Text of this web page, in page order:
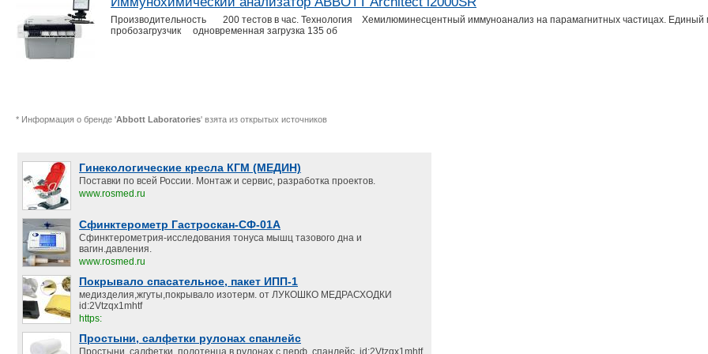
Производительность 200 тестов в час. Технология Хемилюминесцентный иммуноанализ на парамагнитных частицах. Единый
пробозагрузчик oдновременная загрузка 135 об
* Информация о бренде 'Abbott Laboratories' взята из открытых источников
Гинекологические кресла КГМ (МЕДИН)
Поставки по всей России. Монтаж и сервис, разработка проектов.
www.rosmed.ru
Сфинктерометр Гастроскан-СФ-01А
Сфинктерометрия-исследования тонуса мышц тазового дна и
вагин.давления.
www.rosmed.ru
Покрывало спасательное, пакет ИПП-1
медизделия,жгуты,покрывало изотерм. от ЛУКОШКО МЕДРАСХОДКИ
id:2Vtzqx1mhtf
https:
Простыни, салфетки рулонах спанлейс
Простыни, салфетки, полотенца в рулонах с перф. спанлейс. id:2Vtzqx1mhtf